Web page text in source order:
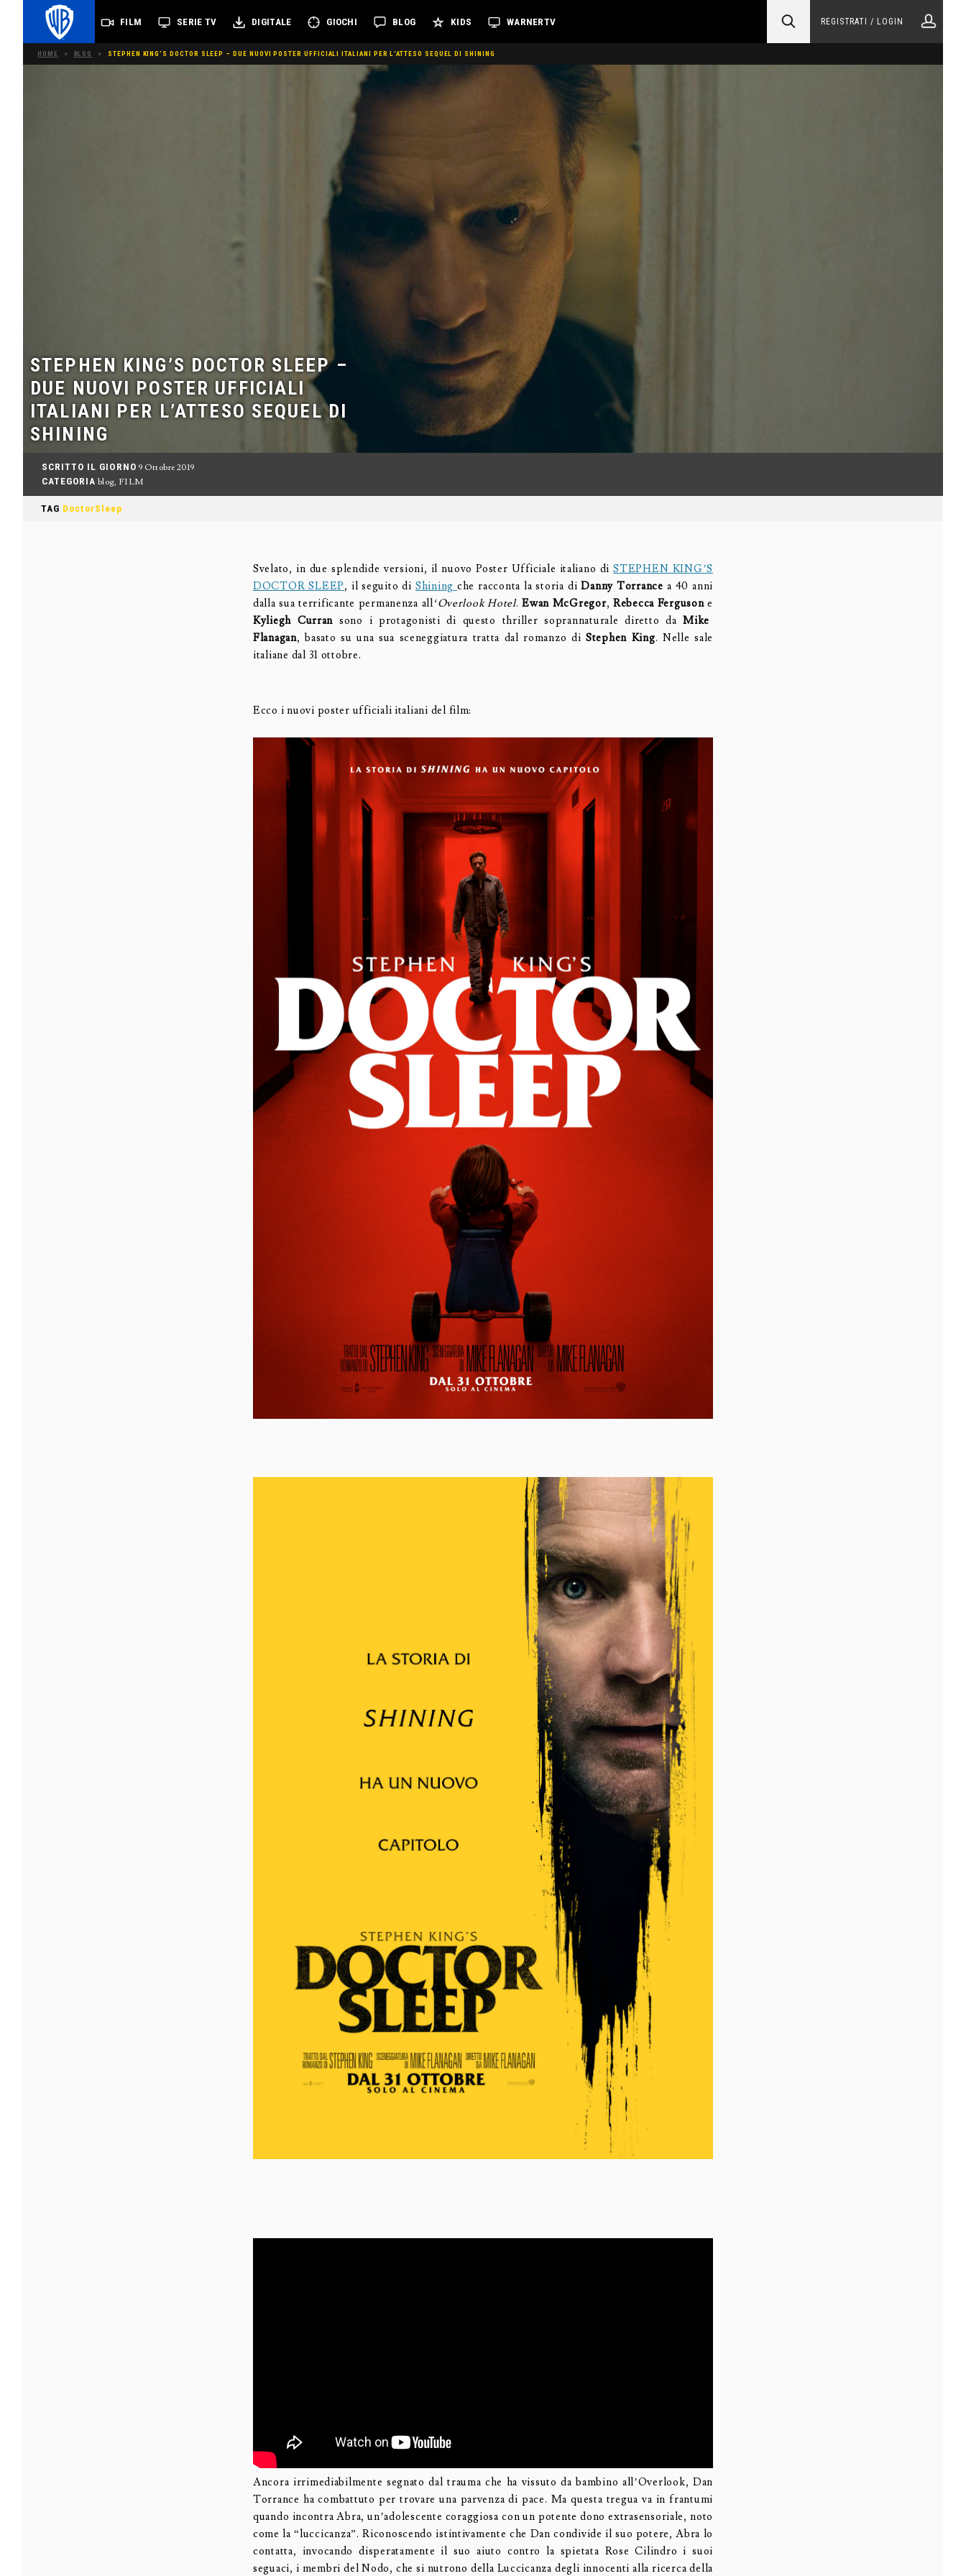
FILM SERIE TV DIGITALE GIOCHI BLOG KIDS WARNERTV REGISTRATI / LOGIN
HOME > BLOG > STEPHEN KING’S DOCTOR SLEEP – DUE NUOVI POSTER UFFICIALI ITALIANI PER L’ATTESO SEQUEL DI SHINING
STEPHEN KING’S DOCTOR SLEEP –
DUE NUOVI POSTER UFFICIALI
ITALIANI PER L’ATTESO SEQUEL DI
SHINING
SCRITTO IL GIORNO 9 Ottobre 2019
CATEGORIA blog, FILM
TAG DoctorSleep
Svelato, in due splendide versioni, il nuovo Poster Ufficiale italiano diSTEPHEN KING’S
DOCTOR SLEEP, il seguito di Shining che racconta la storia diDanny Torrance a 40 anni
dalla sua terrificante permanenza all‘Overlook Hotel. Ewan McGregor, Rebecca Fergusone
Kyliegh Curran sono i protagonisti di questo thriller soprannaturale diretto daMike
Flanagan, basato su una sua sceneggiatura tratta dal romanzo di Stephen King. Nelle sale
italiane dal 31 ottobre.
Ecco i nuovi poster ufficiali italiani del film:
Ancora irrimediabilmente segnato dal trauma che ha vissuto da bambino all’Overlook, Dan
Torrance ha combattuto per trovare una parvenza di pace. Ma questa tregua va in frantumi
quando incontra Abra, un’adolescente coraggiosa con un potente dono extrasensoriale, noto
come la “luccicanza”. Riconoscendo istintivamente che Dan condivide il suo potere, Abra lo
contatta, invocando disperatamente il suo aiuto contro la spietata Rose Cilindro i suoi
seguaci, i membri del Nodo, che si nutrono della Luccicanza degli innocenti alla ricerca della